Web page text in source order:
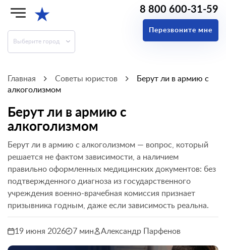
★
Выберите город
8 800 600-31-59
Перезвоните мне
Главная Советы юристов
Берут ли в армию с
алкоголизмом
Берут ли в армию с
алкоголизмом
Берут ли в армию с алкоголизмом — вопрос, который
решается не фактом зависимости, а наличием
правильно оформленных медицинских документов: без
подтвержденного диагноза из государственного
учреждения военно-врачебная комиссия признает
призывника годным, даже если зависимость реальна.
19 июня 2026 7 мин Александр Парфенов